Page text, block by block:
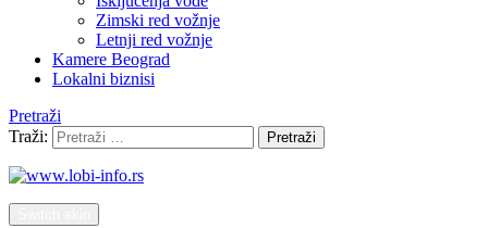
Zimski red vožnje
Letnji red vožnje
Kamere Beograd
Lokalni biznisi
Pretraži
Traži:
Pretraži